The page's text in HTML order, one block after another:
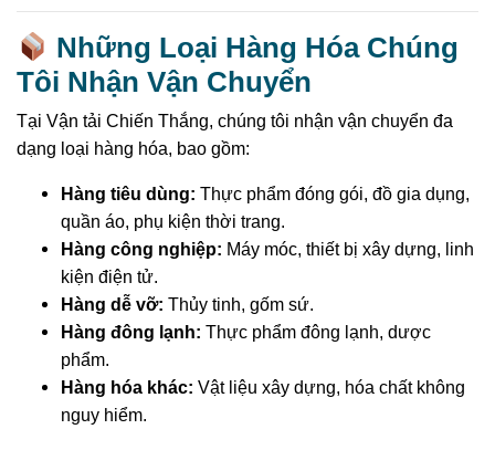
Những Loại Hàng Hóa Chúng
Tôi Nhận Vận Chuyển
Tại Vận tải Chiến Thắng, chúng tôi nhận vận chuyển đa
dạng loại hàng hóa, bao gồm:
Hàng tiêu dùng: Thực phẩm đóng gói, đồ gia dụng,
quần áo, phụ kiện thời trang.
Hàng công nghiệp: Máy móc, thiết bị xây dựng, linh
kiện điện tử.
Hàng dễ vỡ: Thủy tinh, gốm sứ.
Hàng đông lạnh: Thực phẩm đông lạnh, dược
phẩm.
Hàng hóa khác: Vật liệu xây dựng, hóa chất không
nguy hiểm.